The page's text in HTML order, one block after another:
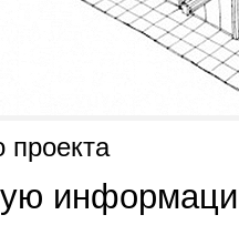
проекта